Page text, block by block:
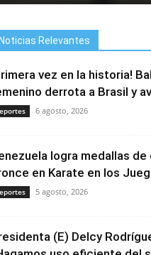
Noticias Relevantes
vez en la historia!
derrota a Brasil y
6 agosto, 2026
logra medallas de
en Karate en los
5 agosto, 2026
(E) Delcy